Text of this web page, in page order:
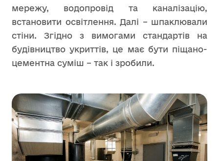
мережу, водопровід та каналізацію,
встановити освітлення. Далі – шпаклювали
стіни. Згідно з вимогами стандартів на
будівництво укриттів, це має бути піщано-
цементна суміш – так і зробили.